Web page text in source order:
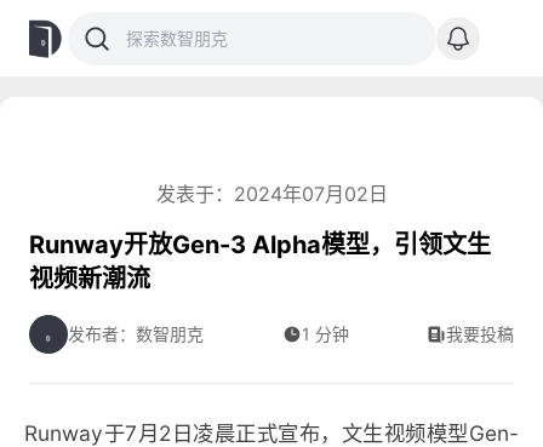
发表于：2024年07月02日
Runway开放Gen-3 Alpha模型，引领文生
视频新潮流
发布者：数智朋克 1 分钟 我要投稿
Runway于7月2日凌晨正式宣布，文生视频模型Gen-